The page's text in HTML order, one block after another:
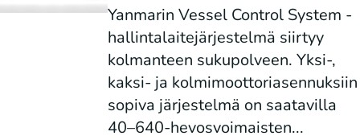
Yanmarin Vessel Control System -
hallintalaitejärjestelmä siirtyy
kolmanteen sukupolveen. Yksi-,
kaksi- ja kolmimoottoriasennuksiin
sopiva järjestelmä on saatavilla
40–640-hevosvoimaisten...